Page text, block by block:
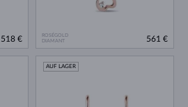
518 €
ROSÉGOLD
DIAMANT
561 €
AUF LAGER